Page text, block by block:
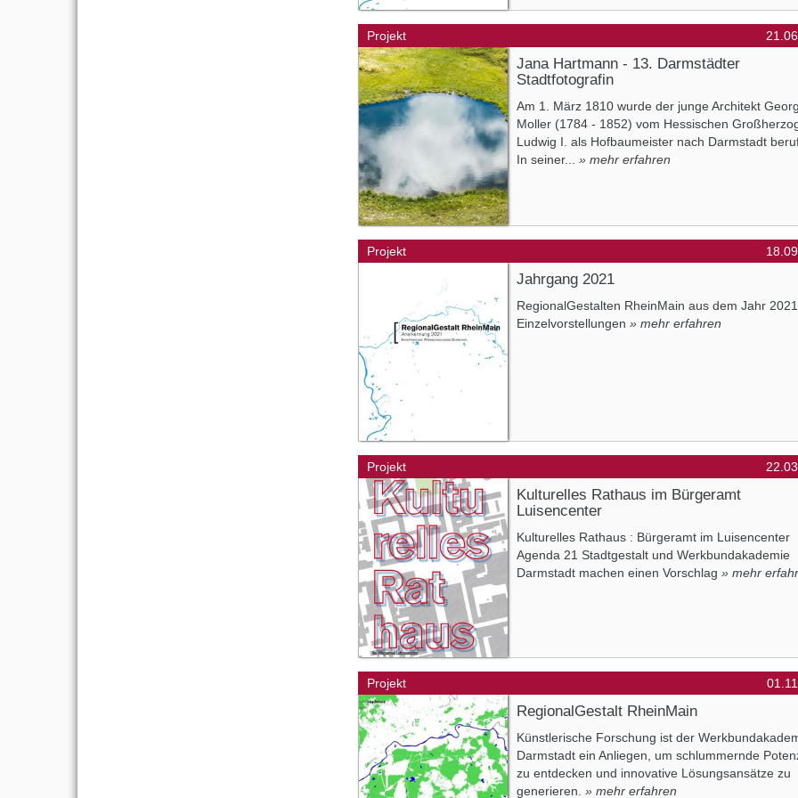
Projekt
Jana Hartmann - 13. Darmstädter
Stadtfotografin
Am 1. März 1810 wurde der junge Architekt Georg
Moller (1784 - 1852) vom Hessischen
Ludwig I. als Hofbaumeister nach Darmstadt
In seiner... » mehr erfahren
Projekt
Jahrgang 2021
RegionalGestalten RheinMain aus dem Jahr
Einzelvorstellungen » mehr erfahren
Projekt
Kulturelles Rathaus im Bürgeramt
Luisencenter
Kulturelles Rathaus : Bürgeramt im Luisencenter
Agenda 21 Stadtgestalt und Werkbundakademie
Darmstadt machen einen Vorschlag » mehr
Projekt
RegionalGestalt RheinMain
Künstlerische Forschung ist der
Darmstadt ein Anliegen, um schlummernde
zu entdecken und innovative Lösungsansätze zu
generieren. » mehr erfahren